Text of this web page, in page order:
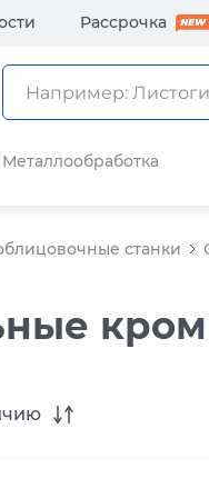
Рассрочка
Металлообработка
станки